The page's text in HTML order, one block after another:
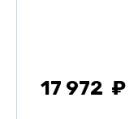
17 972